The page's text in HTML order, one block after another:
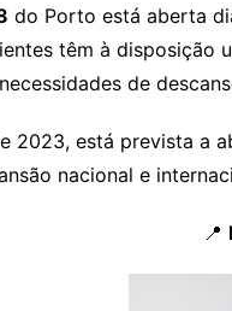
do Porto está aberta
têm à disposição
de
2023, está prevista a
nacional e
📍